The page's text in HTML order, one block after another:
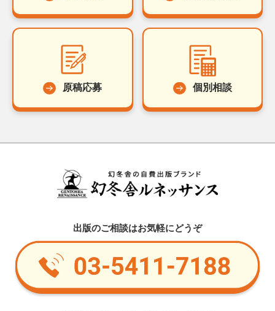
原稿応募 個別相談
出版のご相談はお気軽にどうぞ